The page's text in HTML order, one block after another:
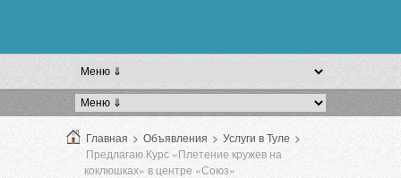
Главная > Объявления > Услуги в Туле >
Предлагаю Курс «Плетение кружев на
коклюшках» в центре «Союз»